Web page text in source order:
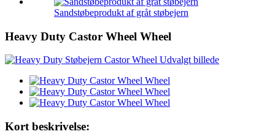
Sandstøbeprodukt af gråt støbejern
Heavy Duty Castor Wheel Wheel
Kort beskrivelse: